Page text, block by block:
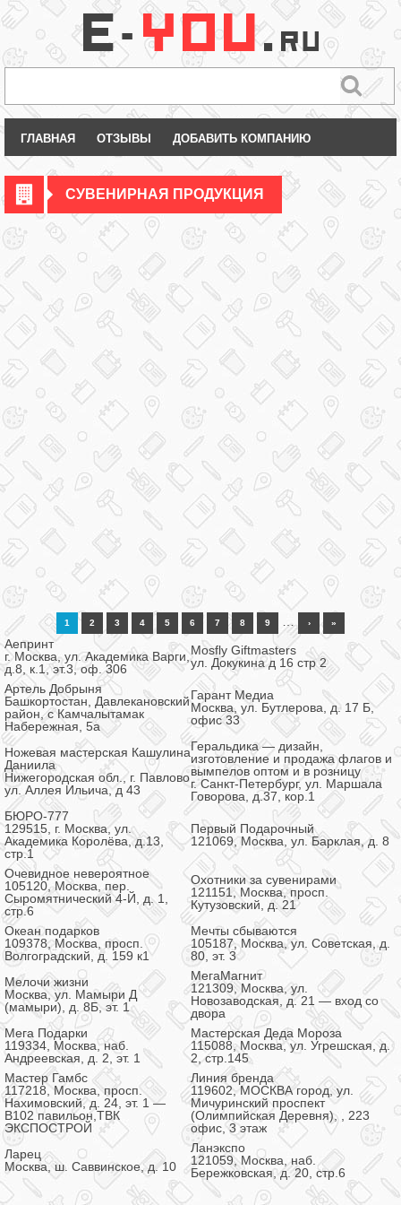
ГЛАВНАЯ ОТЗЫВЫ ДОБАВИТЬ КОМПАНИЮ
СУВЕНИРНАЯ ПРОДУКЦИЯ
1 2 3 4 5 6 7 8 9 … › »
Аепринт
г. Москва, ул. Академика Варги,
д.8, к.1, эт.3, оф. 306
Mosfly Giftmasters
ул. Докукина д 16 стр 2
Артель Добрыня
Башкортостан, Давлекановский
район, с Камчалытамак
Набережная, 5а
Гарант Медиа
Москва, ул. Бутлерова, д. 17 Б,
офис 33
Ножевая мастерская Кашулина
Даниила
Нижегородская обл., г. Павлово
ул. Аллея Ильича, д 43
Геральдика — дизайн,
изготовление и продажа флагов и
вымпелов оптом и в розницу
г. Санкт-Петербург, ул. Маршала
Говорова, д.37, кор.1
БЮРО-777
129515, г. Москва, ул.
Академика Королёва, д.13,
стр.1
Первый Подарочный
121069, Москва, ул. Барклая, д. 8
Очевидное невероятное
105120, Москва, пер.
Сыромятнический 4-Й, д. 1,
стр.6
Охотники за сувенирами
121151, Москва, просп.
Кутузовский, д. 21
Океан подарков
109378, Москва, просп.
Волгоградский, д. 159 к1
Мечты сбываются
105187, Москва, ул. Советская, д.
80, эт. 3
Мелочи жизни
Москва, ул. Мамыри Д
(мамыри), д. 8Б, эт. 1
МегаМагнит
121309, Москва, ул.
Новозаводская, д. 21 — вход со
двора
Мега Подарки
119334, Москва, наб.
Андреевская, д. 2, эт. 1
Мастерская Деда Мороза
115088, Москва, ул. Угрешская, д.
2, стр.145
Мастер Гамбс
117218, Москва, просп.
Нахимовский, д. 24, эт. 1 —
В102 павильон,ТВК
ЭКСПОСТРОЙ
Линия бренда
119602, МОСКВА город, ул.
Мичуринский проспект
(Олимпийская Деревня), , 223
офис, 3 этаж
Ларец
Москва, ш. Саввинское, д. 10
Ланэкспо
121059, Москва, наб.
Бережковская, д. 20, стр.6